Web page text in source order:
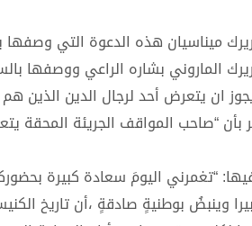
ميناسيان هذه الدعوة التي وصفها
الماروني بشاره الراعي ووصفها
ان يتعرض أحد لرجال الدين الذين
“صاحب المواقف الجريئة المحقة
“تغمرني اليومَ سعادة كبيرة
وينبضُ بوطنيةٍ صادقةٍ ،أن تاريخ